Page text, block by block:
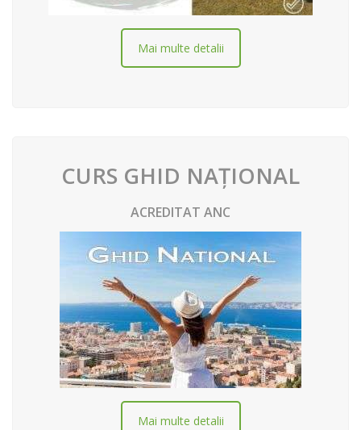
Mai multe detalii
CURS GHID NAȚIONAL
ACREDITAT ANC
Mai multe detalii